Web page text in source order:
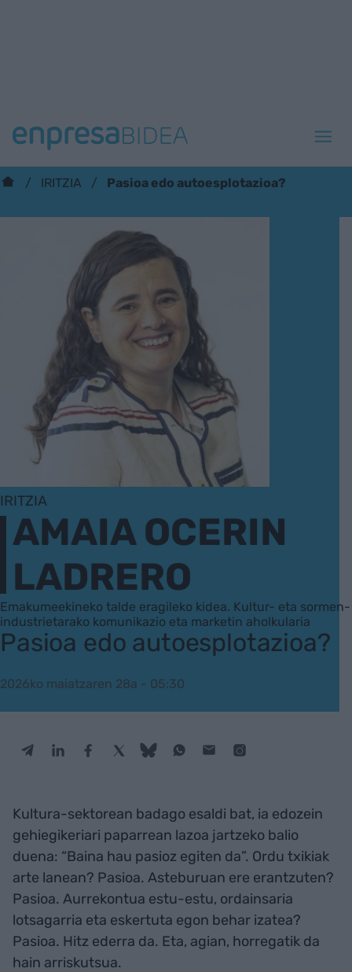
IRITZIA Pasioa edo autoesplotazioa?
IRITZIA
AMAIA OCERIN
LADRERO
Emakumeekineko talde eragileko kidea. Kultur- eta sormen-
industrietarako komunikazio eta marketin aholkularia
Pasioa edo autoesplotazioa?
2026ko maiatzaren 28a - 05:30
Kultura-sektorean badago esaldi bat, ia edozein
gehiegikeriari paparrean lazoa jartzeko balio
duena: “Baina hau pasioz egiten da”. Ordu txikiak
arte lanean? Pasioa. Asteburuan ere erantzuten?
Pasioa. Aurrekontua estu-estu, ordainsaria
lotsagarria eta eskertuta egon behar izatea?
Pasioa. Hitz ederra da. Eta, agian, horregatik da
hain arriskutsua.